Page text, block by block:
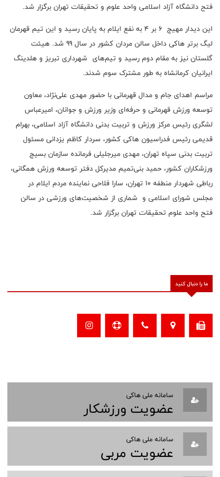
فتح دانشگاه آزاد اسلامی واحد علوم و تحقیقات تهران برگزار شد.
این دیدار مهیج 6 بر 4 به نفع ایلام به پایان رسید و این تیم قهرمان
لیگ برتر هاکی داخل سالن مردان کشور در سال 99 شد. هیئت
گلستان نیز به مقام دوم رسید و تیم‌های شهرداری تبریز و هلدینگ
ایرانیان کرمانشاه به طور مشترک سوم شدند.
مراسم اهدای جام و مدال قهرمانی با حضور مهدی علی‌نژاد، معاون
توسعه ورزش قهرمانی و حرفه‌ای وزیر ورزش و جوانان، امیرعباس
لشگری رئیس مرکز ورزش و تربیت بدنی دانشگاه آزاد اسلامی، بهرام
قدیمی رئیس فدراسیون هاکی کشور، سردار کاظم یزدانی مسئول
تربیت بدنی سپاه تهران، مهدی میرجلیلی فرمانده سازمان بسیج
ورزشکاران کشور، حمید بنی‌تمیم مدیرکل دفتر توسعه ورزش همگانی،
رباطی شهردار منطفه ۱۰ تهران، سارا فلاحی نماینده مردم ایلام در
مجلس شورای اسلامی و شماری از شخصیت‌های ورزشی در سالن
فتح واحد علوم تحقیقات تهران برگزار شد.
ما را دنبال کنید
سامانه ملی هاکی
عضویت ورزشکار
سامانه ملی هاکی
عضویت مربی